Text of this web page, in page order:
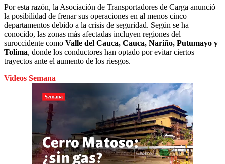
Por esta razón, la Asociación de Transportadores de Carga anunció
la posibilidad de frenar sus operaciones en al menos cinco
departamentos debido a la crisis de seguridad. Según se ha
conocido, las zonas más afectadas incluyen regiones del
suroccidente como Valle del Cauca, Cauca, Nariño, Putumayo y
Tolima, donde los conductores han optado por evitar ciertos
trayectos ante el aumento de los riesgos.
Videos Semana